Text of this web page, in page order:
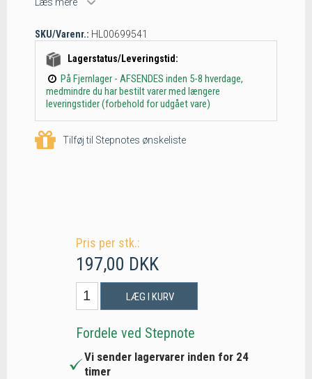
SKU/Varenr.: HL00699541
Lagerstatus/Leveringstid:
På Fjernlager - AFSENDES inden 5-8 hverdage,
medmindre du har bestilt varer med længere
leveringstider (forbehold for udgået vare)
Tilføj til Stepnotes ønskeliste
Pris per stk.:
197,00 DKK
LÆG I KURV
Fordele ved Stepnote
Vi sender lagervarer inden for 24
timer